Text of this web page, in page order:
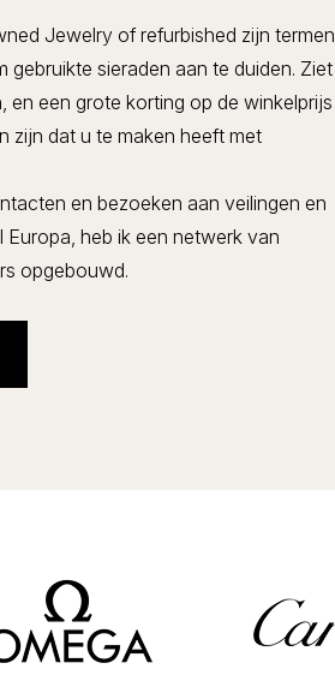
Jewelry of refurbished zijn termen
gebruikte sieraden aan te duiden. Ziet
en een grote korting op de winkelprijs
zijn dat u te maken heeft met
en bezoeken aan veilingen en
Europa, heb ik een netwerk van
opgebouwd.